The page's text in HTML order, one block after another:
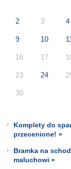
2 3 4
9 10
16 17
23 24
30
Komplety do
przecenione! »
Bramka na
maluchowi »